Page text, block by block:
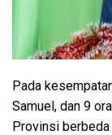
Pada
Samuel, dan 9
Provinsi